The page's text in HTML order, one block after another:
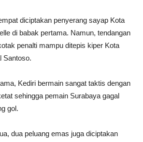
diciptakan penyerang sayap Kota
di babak pertama. Namun, tendangan
penalti mampu ditepis kiper Kota
Santoso.
Kediri bermain sangat taktis dengan
sehingga pemain Surabaya gagal
gol.
dua peluang emas juga diciptakan